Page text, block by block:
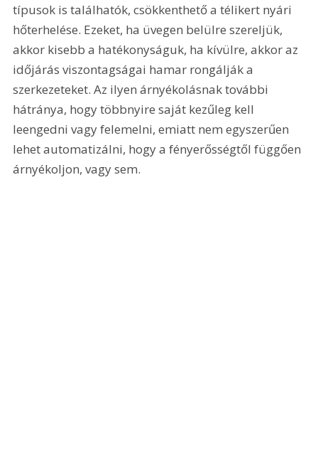
típusok is találhatók, csökkenthető a télikert nyári
hőterhelése. Ezeket, ha üvegen belülre szereljük,
akkor kisebb a hatékonyságuk, ha kívülre, akkor az
időjárás viszontagságai hamar rongálják a
szerkezeteket. Az ilyen árnyékolásnak további
hátránya, hogy többnyire saját kezűleg kell
leengedni vagy felemelni, emiatt nem egyszerűen
lehet automatizálni, hogy a fényerősségtől függően
árnyékoljon, vagy sem.